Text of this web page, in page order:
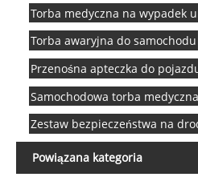
Torba medyczna na wypadek
Torba awaryjna do samochodu
Przenośna apteczka do
Samochodowa torba medyczna
Zestaw bezpieczeństwa na
Powiązana kategoria